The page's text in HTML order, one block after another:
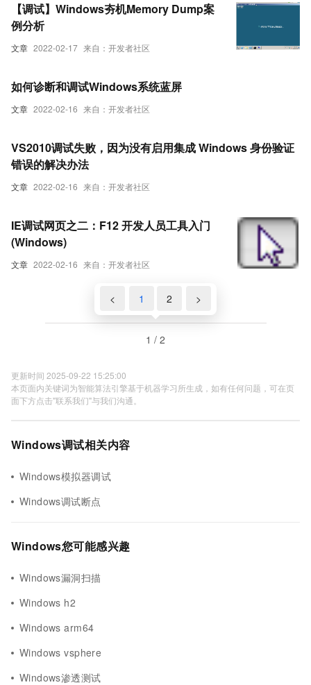
文章 2022-02-17 来自：开发者社区
【调试】Windows夯机Memory Dump案
例分析
文章 2022-02-16 来自：开发者社区
如何诊断和调试Windows系统蓝屏
文章 2022-02-16 来自：开发者社区
VS2010调试失败，因为没有启用集成 Windows 身份验证
错误的解决办法
文章 2022-02-16 来自：开发者社区
IE调试网页之二：F12 开发人员工具入门
(Windows)
< 1 2 >
1 / 2
更新时间 2025-09-22 15:25:00
本页面内关键词为智能算法引擎基于机器学习所生成，如有任何问题，可在页
面下方点击"联系我们"与我们沟通。
Windows调试相关内容
Windows模拟器调试
Windows调试断点
Windows您可能感兴趣
Windows漏洞扫描
Windows h2
Windows arm64
Windows vsphere
Windows渗透测试